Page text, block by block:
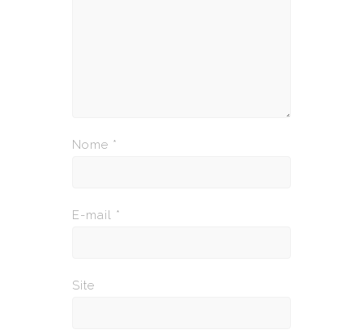
Nome *
E-mail *
Site